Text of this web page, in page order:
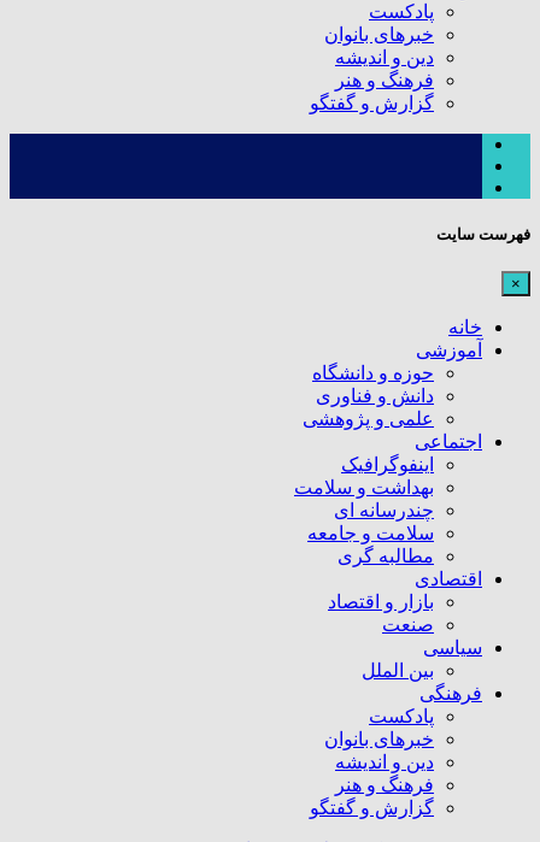
پادکست
خبرهای بانوان
دین و اندیشه
فرهنگ و هنر
گزارش و گفتگو
فهرست سایت
×
خانه
آموزشی
حوزه و دانشگاه
دانش و فناوری
علمی و پژوهشی
اجتماعی
اینفوگرافیک
بهداشت و سلامت
چندرسانه ای
سلامت و جامعه
مطالبه گری
اقتصادی
بازار و اقتصاد
صنعت
سیاسی
بین الملل
فرهنگی
پادکست
خبرهای بانوان
دین و اندیشه
فرهنگ و هنر
گزارش و گفتگو